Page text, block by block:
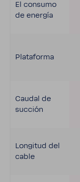
El consumo
de energía
Plata­forma
Caudal de
succión
Longitud del
cable